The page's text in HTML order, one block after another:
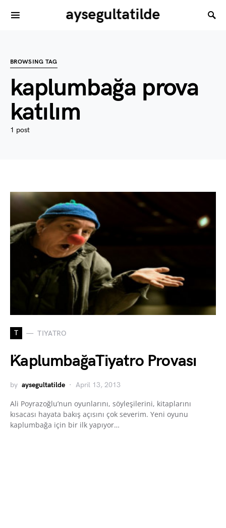
aysegultatilde
BROWSING TAG
kaplumbağa prova
katılım
1 post
T TIYATRO
¨Kaplumbağa¨Tiyatro Provası
by aysegultatilde April 13, 2013
Ali Poyrazoğlu’nun oyunlarını, söyleşilerini, kitaplarını
kısacası hayata bakış açısını çok severim. Yeni oyunu
kaplumbağa için bir ilk yapıyor…